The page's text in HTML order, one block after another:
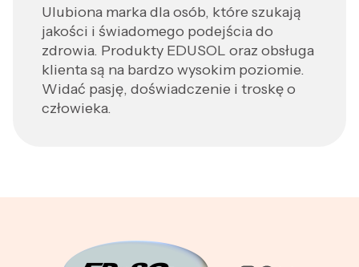
Ulubiona marka dla osób, które szukają
jakości i świadomego podejścia do
zdrowia. Produkty EDUSOL oraz obsługa
klienta są na bardzo wysokim poziomie.
Widać pasję, doświadczenie i troskę o
człowieka.